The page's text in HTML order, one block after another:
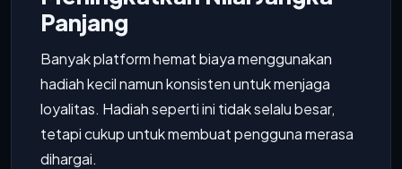
Panjang
Banyak platform hemat biaya menggunakan
hadiah kecil namun konsisten untuk menjaga
loyalitas. Hadiah seperti ini tidak selalu besar,
tetapi cukup untuk membuat pengguna merasa
dihargai.